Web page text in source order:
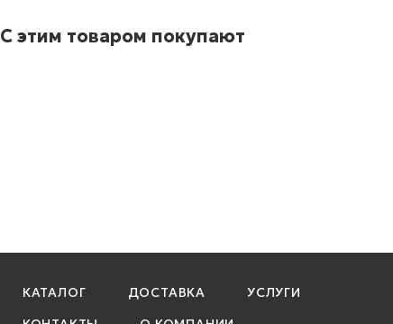
С этим товаром покупают
КАТАЛОГ ДОСТАВКА
УСЛУГИ